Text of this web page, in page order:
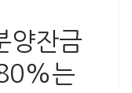
양잔금
는